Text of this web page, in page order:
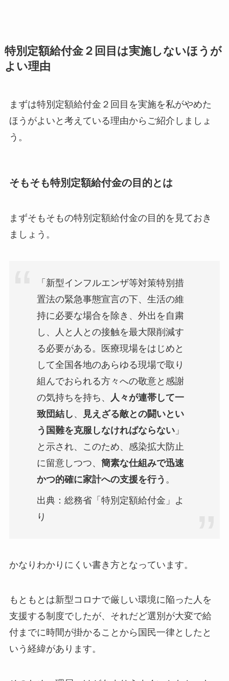
特別定額給付金２回目は実施しないほうが
よい理由
まずは特別定額給付金２回目を実施を私がやめた
ほうがよいと考えている理由からご紹介しましょ
う。
そもそも特別定額給付金の目的とは
まずそもそもの特別定額給付金の目的を見ておき
ましょう。
「新型インフルエンザ等対策特別措
置法の緊急事態宣言の下、生活の維
持に必要な場合を除き、外出を自粛
し、人と人との接触を最大限削減す
る必要がある。医療現場をはじめと
して全国各地のあらゆる現場で取り
組んでおられる方々への敬意と感謝
の気持ちを持ち、
人々が連帯して一
致団結し 、
見えざる敵との闘いとい
う国難を克服しなければならない」
と示され、このため、感染拡大防止
に留意しつつ、 簡素な仕組みで迅速
かつ的確に家計への支援を行う 。
出典：総務省「特別定額給付金」よ
り
かなりわかりにくい書き方となっています。
もともとは新型コロナで厳しい環境に陥った人を
支援する制度でしたが、それだど選別が大変で給
付までに時間が掛かることから国民一律としたと
いう経緯があります。